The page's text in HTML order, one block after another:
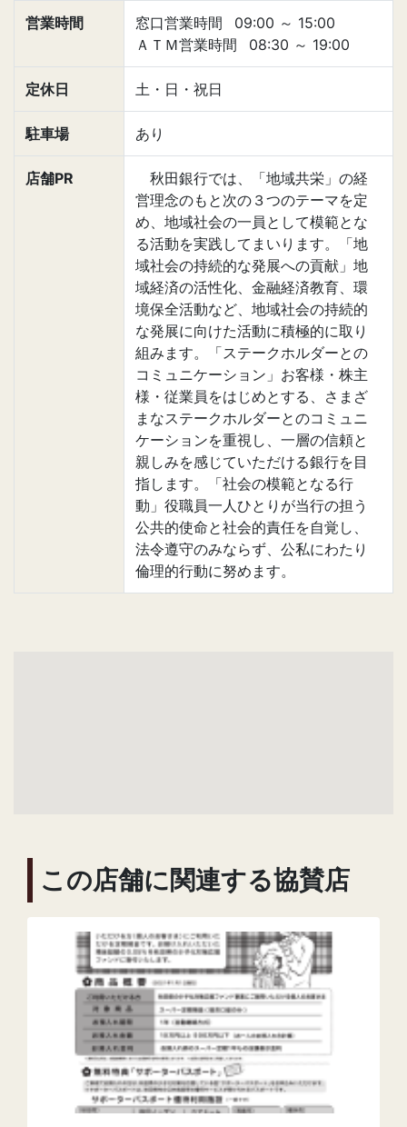
営業時間 窓口営業時間 09:00 ～ 15:00
ＡＴＭ営業時間
08:30 ～ 19:00
定休日 土・日・祝日
駐車場 あり
店舗PR
秋田銀行では、「地域共栄」の経
営理念のもと次の３つのテーマを定
め、地域社会の一員として模範とな
る活動を実践してまいります。「地
域社会の持続的な発展への貢献」地
域経済の活性化、金融経済教育、環
境保全活動など、地域社会の持続的
な発展に向けた活動に積極的に取り
組みます。「ステークホルダーとの
コミュニケーション」お客様・株主
様・従業員をはじめとする、さまざ
まなステークホルダーとのコミュニ
ケーションを重視し、一層の信頼と
親しみを感じていただける銀行を目
指します。「社会の模範となる行
動」役職員一人ひとりが当行の担う
公共的使命と社会的責任を自覚し、
法令遵守のみならず、公私にわたり
倫理的行動に努めます。
この店舗に関連する協賛店